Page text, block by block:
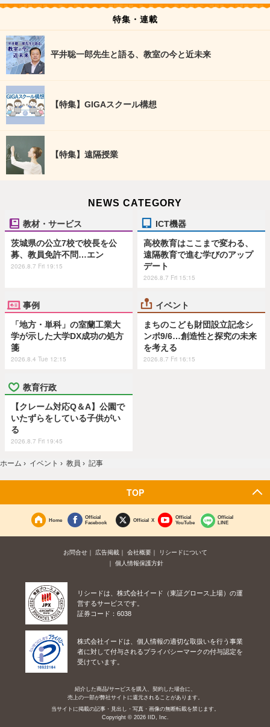
特集・連載
平井聡一郎先生と語る、教室の今と近未来
【特集】GIGAスクール構想
【特集】遠隔授業
NEWS CATEGORY
教材・サービス
茨城県の公立7校で校長を公
募、教員免許不問…エン
2026.8.7 Fri 19:15
ICT機器
高校教育はここまで変わる、
遠隔教育で進む学びのアップ
デート
2026.8.7 Fri 15:15
事例
「地方・単科」の室蘭工業大
学が示した大学DX成功の処方
箋
2026.8.4 Tue 12:15
イベント
まちのこども財団設立記念シ
ンポ9/6…創造性と探究の未来
を考える
2026.8.7 Fri 16:15
教育行政
【クレーム対応Q＆A】公園で
いたずらをしている子供がい
る
2026.8.7 Fri 19:45
ホーム › イベント › 教員 › 記事
TOP
Home
Official
Facebook
Official X
Official
YouTube
Official
LINE
お問合せ 広告掲載 会社概要
リシードについて
個人情報保護方針
リシードは、株式会社イード（東証グロース上場）の運
営するサービスです。
証券コード：6038
株式会社イードは、個人情報の適切な取扱いを行う事業
者に対して付与されるプライバシーマークの付与認定を
受けています。
紹介した商品/サービスを購入、契約した場合に、
売上の一部が弊社サイトに還元されることがあります。
当サイトに掲載の記事・見出し・写真・画像の無断転載を禁じます。
Copyright © 2026 IID, Inc.